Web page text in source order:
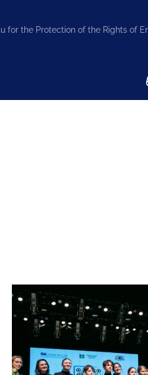
for the Protection of the Rights of